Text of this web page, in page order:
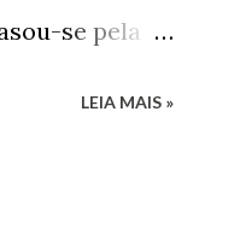
se pela
LEIA MAIS »